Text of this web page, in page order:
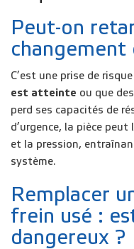
Peut-on
changement
C’est une prise de
est atteinte ou que
perd ses capacités de
d’urgence, la pièce
et la pression,
système.
Remplacer
frein usé :
dangereux ?